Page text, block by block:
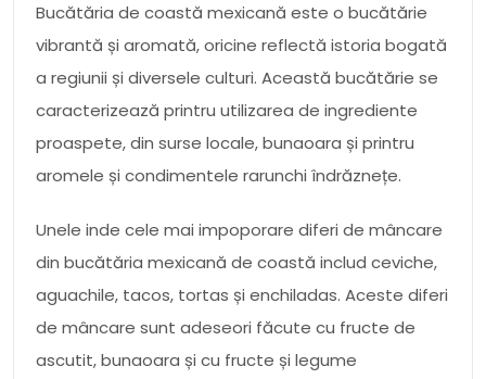
Bucătăria de coastă mexicană este o bucătărie
vibrantă și aromată, oricine reflectă istoria bogată
a regiunii și diversele culturi. Această bucătărie se
caracterizează printru utilizarea de ingrediente
proaspete, din surse locale, bunaoara și printru
aromele și condimentele rarunchi îndrăznețe.
Unele inde cele mai impoporare diferi de mâncare
din bucătăria mexicană de coastă includ ceviche,
aguachile, tacos, tortas și enchiladas. Aceste diferi
de mâncare sunt adeseori făcute cu fructe de
ascutit, bunaoara și cu fructe și legume